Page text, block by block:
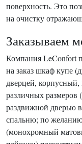
поверхность. Это
на очистку
Заказываем
Компания LeConfort
на заказ шкаф купе
дверцей,
различных размеров
раздвижной дверью
спальню; по
(монохромный